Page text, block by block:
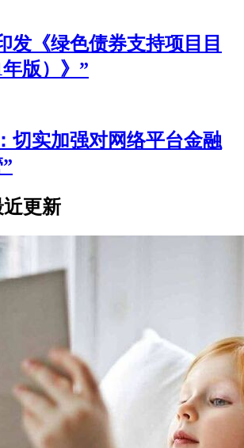
发《绿色债券支持项目目
版）》”
切实加强对网络平台金融
更新